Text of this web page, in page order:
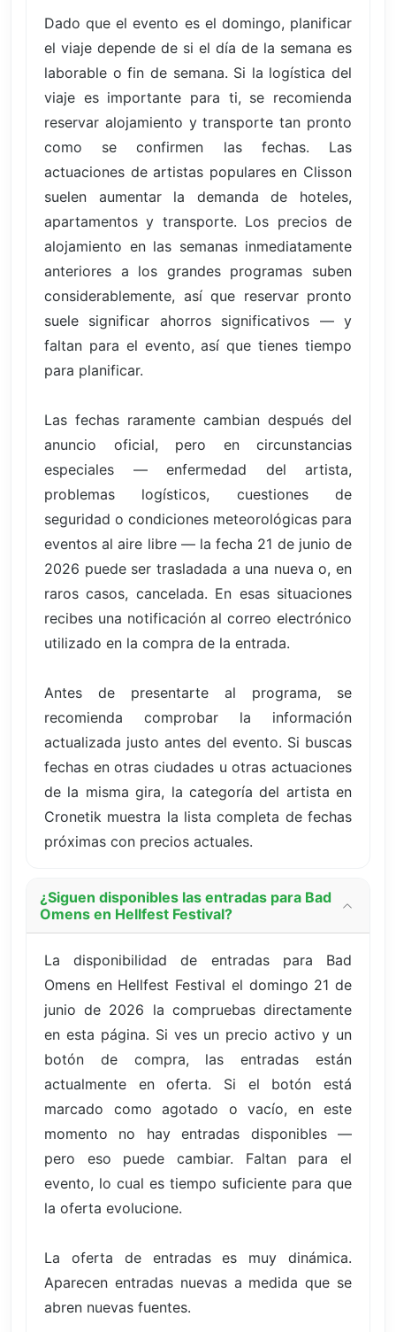
Dado que el evento es el domingo, planificar
el viaje depende de si el día de la semana es
laborable o fin de semana. Si la logística del
viaje es importante para ti, se recomienda
reservar alojamiento y transporte tan pronto
como se confirmen las fechas. Las
actuaciones de artistas populares en Clisson
suelen aumentar la demanda de hoteles,
apartamentos y transporte. Los precios de
alojamiento en las semanas inmediatamente
anteriores a los grandes programas suben
considerablemente, así que reservar pronto
suele significar ahorros significativos — y
faltan para el evento, así que tienes tiempo
para planificar.
Las fechas raramente cambian después del
anuncio oficial, pero en circunstancias
especiales — enfermedad del artista,
problemas logísticos, cuestiones de
seguridad o condiciones meteorológicas para
eventos al aire libre — la fecha 21 de junio de
2026 puede ser trasladada a una nueva o, en
raros casos, cancelada. En esas situaciones
recibes una notificación al correo electrónico
utilizado en la compra de la entrada.
Antes de presentarte al programa, se
recomienda comprobar la información
actualizada justo antes del evento. Si buscas
fechas en otras ciudades u otras actuaciones
de la misma gira, la categoría del artista en
Cronetik muestra la lista completa de fechas
próximas con precios actuales.
¿Siguen disponibles las entradas para Bad
Omens en Hellfest Festival?
La disponibilidad de entradas para Bad
Omens en Hellfest Festival el domingo 21 de
junio de 2026 la compruebas directamente
en esta página. Si ves un precio activo y un
botón de compra, las entradas están
actualmente en oferta. Si el botón está
marcado como agotado o vacío, en este
momento no hay entradas disponibles —
pero eso puede cambiar. Faltan para el
evento, lo cual es tiempo suficiente para que
la oferta evolucione.
La oferta de entradas es muy dinámica.
Aparecen entradas nuevas a medida que se
abren nuevas fuentes.